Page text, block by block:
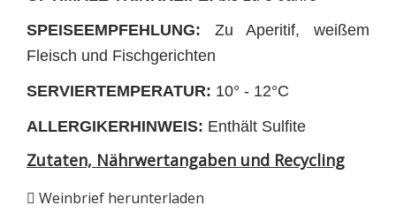
SPEISEEMPFEHLUNG: Zu Aperitif, weißem
Fleisch und Fischgerichten
SERVIERTEMPERATUR: 10° - 12°C
ALLERGIKERHINWEIS: Enthält Sulfite
Zutaten, Nährwertangaben und Recycling
Weinbrief herunterladen